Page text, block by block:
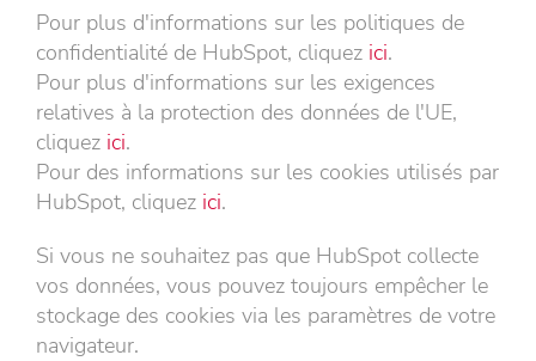
Pour plus d'informations sur les politiques de
confidentialité de HubSpot, cliquez ici.
Pour plus d'informations sur les exigences
relatives à la protection des données de l'UE,
cliquez ici.
Pour des informations sur les cookies utilisés par
HubSpot, cliquez ici.
Si vous ne souhaitez pas que HubSpot collecte
vos données, vous pouvez toujours empêcher le
stockage des cookies via les paramètres de votre
navigateur.